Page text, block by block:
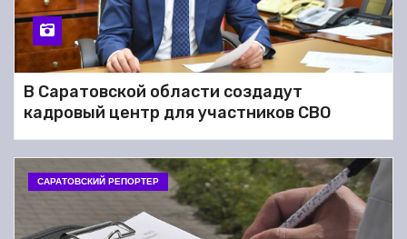
В Саратовской области создадут
кадровый центр для участников СВО
САРАТОВСКИЙ РЕПОРТЕР